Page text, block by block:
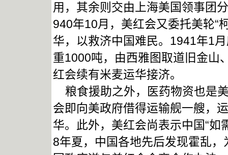
用，其余则交由上海美国领事团
940年10月，美红会又委托美轮“
华，以救济中国难民。1941年1
重1000吨，由西雅图取道旧金山
红会续有米麦运华接济。
粮食援助之外，医药物资也是
会即向美政府借得运输舰一艘，
华。此外，美红会尚表示中国“如
8年夏，中国各地先后发现霍乱